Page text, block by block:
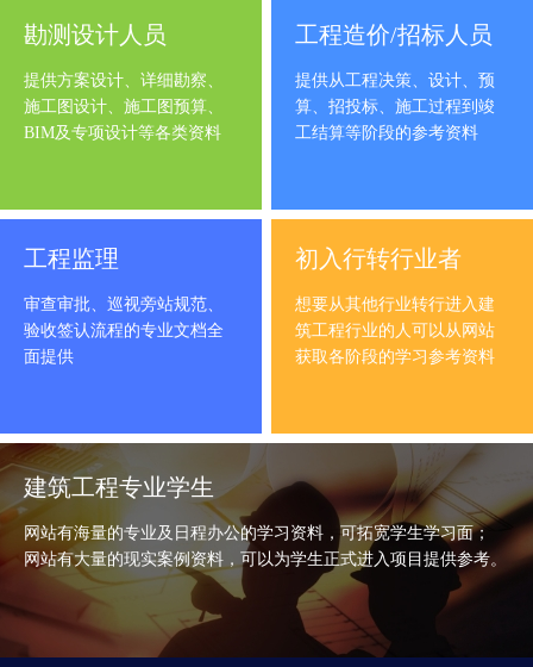
勘测设计人员
提供方案设计、详细勘察、
施工图设计、施工图预算、
BIM及专项设计等各类资料
工程造价/招标人员
提供从工程决策、设计、预
算、招投标、施工过程到竣
工结算等阶段的参考资料
工程监理
审查审批、巡视旁站规范、
验收签认流程的专业文档全
面提供
初入行转行业者
想要从其他行业转行进入建
筑工程行业的人可以从网站
获取各阶段的学习参考资料
建筑工程专业学生
网站有海量的专业及日程办公的学习资料，可拓宽学生学习面；
网站有大量的现实案例资料，可以为学生正式进入项目提供参考。